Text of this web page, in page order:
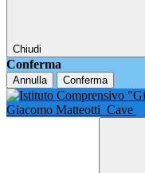
Chiudi
Conferma
Annulla Conferma
Giacomo Matteotti Cave